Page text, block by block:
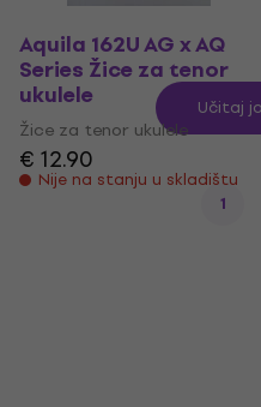
Aquila 162U AG x AQ
Series Žice za tenor
ukulele
Žice za tenor ukulele
€ 12.90
Nije na stanju u skladištu
Učitaj
1